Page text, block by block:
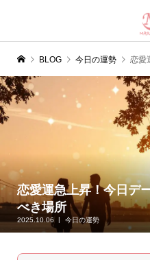
BLOG 今日の運勢 恋愛運
恋愛運急上昇！今日デ
べき場所
2025.10.06 今日の運勢